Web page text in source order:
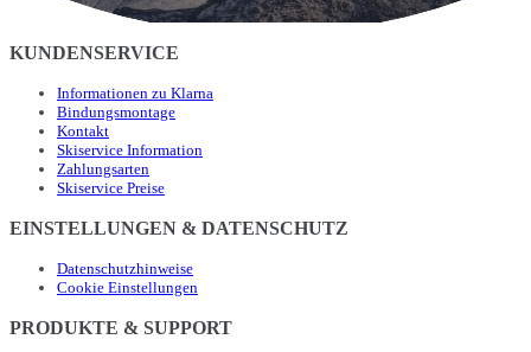
KUNDENSERVICE
Informationen zu Klarna
Bindungsmontage
Kontakt
Skiservice Information
Zahlungsarten
Skiservice Preise
EINSTELLUNGEN & DATENSCHUTZ
Datenschutzhinweise
Cookie Einstellungen
PRODUKTE & SUPPORT